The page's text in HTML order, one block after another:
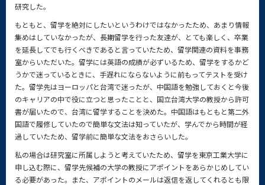
研究した。
もともと、留学を絶対にしたいというわけではなかったため、あまり情報
集めはしていなかったが、長期留学を行った友達が、とても楽しく、卒業
を延長してでも行くべきであると言っていたため、留学関連の資料を事務
室からいただいた。留学には英語の成績が必ずいるため、留学をするかど
うかで迷っているときに、手遅れにならないように前もってテストを受け
た。留学先はヨーロッパと台湾で迷ったが、中国語を勉強しておくと今後
のキャリアの中で役に立つと思ったことと、国立台湾大学の教授から許可
書が届いたので、台湾に留学することを決めた。中国語はもともと第二外
国語で履修していたので簡単な文法は知っていたが、学んでから時間が経
過していたため、留学前に簡単な文法をおさらいした。
私の場合は研究室に所属しようと考えていたため、留学を東京工業大学に
申し込む際に、留学先候補の大学の教授にアポイントをあらかじめしてい
る必要があった。また、アポイントのメールは返信を返してくれるとも限